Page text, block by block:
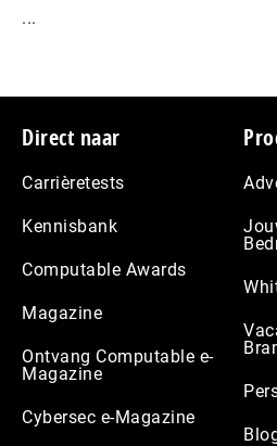
...
Footer
Direct naar
Carrièretests
Kennisbank
Computable Awards
Magazine
Ontvang Computable e-
Magazine
Cybersec e-Magazine